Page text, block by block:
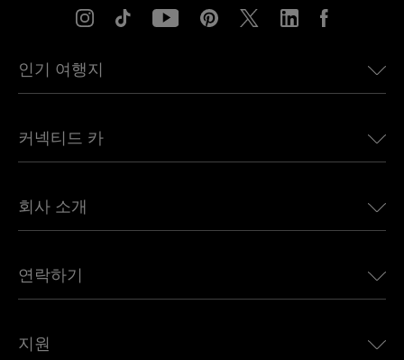
인기 여행지
유럽용 eSIM
캐나다용 eSIM
아프리카용 eSIM
모든 목적지 보기
커넥티드 카
Land Rover용 Ubigi
Jeep용 Ubigi
Mini용 Ubigi
회사 소개
언론에 소개된 Ubigi
Ubigi 앱
연락하기
제휴 프로그램
지원